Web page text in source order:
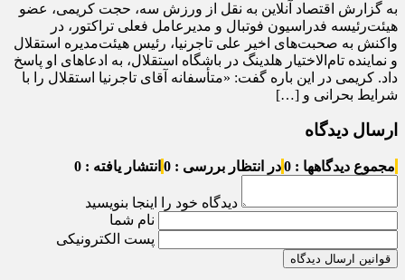
به گزارش اقتصاد آنلاین به نقل از ورزش سه، حجت کریمی، عضو
هیئت‌رئیسه فدراسیون فوتبال و مدیرعامل فعلی تراکتور، در
واکنش به صحبت‌های اخیر علی تاجرنیا، رئیس هیئت‌مدیره استقلال
و نماینده تام‌الاختیار هلدینگ در باشگاه استقلال، به ادعا‌های او پاسخ
داد. کریمی در این باره گفت: «متأسفانه آقای تاجرنیا استقلال را با
شرایط بحرانی و […]
ارسال دیدگاه
مجموع دیدگاهها : 0 در انتظار بررسی : 0 انتشار یافته : 0
دیدگاه خود را اینجا بنویسید
نام شما
پست الکترونیکی
قوانین ارسال دیدگاه